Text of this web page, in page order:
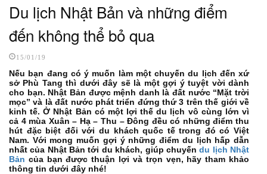
Du lịch Nhật Bản và những điểm
đến không thể bỏ qua
15/01/19
Nếu bạn đang có ý muốn làm một chuyến du lịch đến xứ
sở Phù Tang thì dưới đây sẽ là một gợi ý tuyệt vời dành
cho bạn. Nhật Bản được mệnh danh là đất nước “Mặt trời
mọc” và là đất nước phát triển đứng thứ 3 trên thế giới về
kinh tế. Ở Nhật Bản có một lợi thế du lịch vô cùng lớn vì
cả 4 mùa Xuân – Hạ – Thu – Đông đều có những điểm thu
hút đặc biệt đối với du khách quốc tế trong đó có Việt
Nam. Với mong muốn gợi ý những điểm du lịch hấp dẫn
nhất của Nhật Bản tới du khách, giúp chuyếndu lịch Nhật
Bản của bạn được thuận lợi và trọn vẹn, hãy tham khảo
thông tin dưới đây nhé!